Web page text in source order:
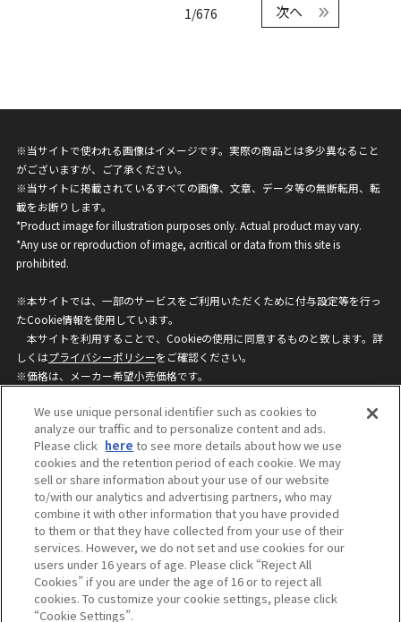
1/676 次へ
※当サイトで使われる画像はイメージです。実際の商品とは多少異なること
がございますが、ご了承ください。
※当サイトに掲載されているすべての画像、文章、データ等の無断転用、転
載をお断りします。
*Product image for illustration purposes only. Actual product may vary.
*Any use or reproduction of image, acritical or data from this site is
prohibited.
※本サイトでは、一部のサービスをご利用いただくために付与設定等を行っ
たCookie情報を使用しています。
本サイトを利用することで、Cookieの使用に同意するものと致します。詳
しくはプライバシーポリシーをご確認ください。
※価格は、メーカー希望小売価格です。
ざいますのでご了承ください。
privacypolicy
Do Not Sell or Share My
Personal Information
ウェブサイトご利用条件
ソーシャルメディアポリシー
個人情報保護方針
お問い合わせ
©BANDAI
We use unique personal identifier such as cookies to
analyze our traffic and to personalize content and ads.
Please click here to see more details about how we use
cookies and the retention period of each cookie. We may
sell or share information about your use of our website
to/with our analytics and advertising partners, who may
combine it with other information that you have provided
to them or that they have collected from your use of their
services. However, we do not set and use cookies for our
users under 16 years of age. Please click “Reject All
Cookies” if you are under the age of 16 or to reject all
cookies. To customize your cookie settings, please click
“Cookie Settings”.